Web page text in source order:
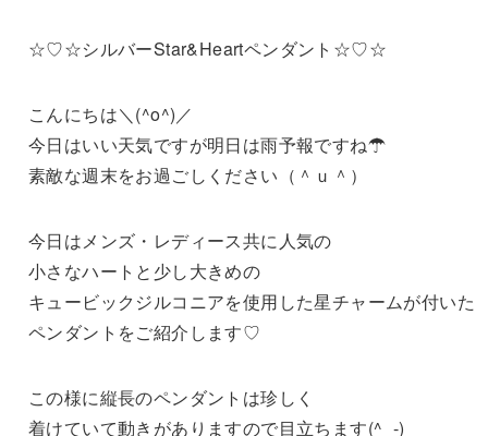
☆♡☆シルバーStar&Heartペンダント☆♡☆
こんにちは＼(^o^)／
今日はいい天気ですが明日は雨予報ですね☂
素敵な週末をお過ごしください（＾ｕ＾）
今日はメンズ・レディース共に人気の
小さなハートと少し大きめの
キュービックジルコニアを使用した星チャームが付いた
ペンダントをご紹介します♡
この様に縦長のペンダントは珍しく
着けていて動きがありますので目立ちます(^_-)